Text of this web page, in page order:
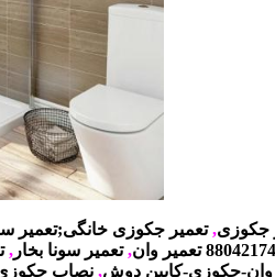
جکوزی,تعمیر جکوزی خانگی;تعمیر
,تعمیر سونا بخار,
جکوزی-کابین دوش,نصاب